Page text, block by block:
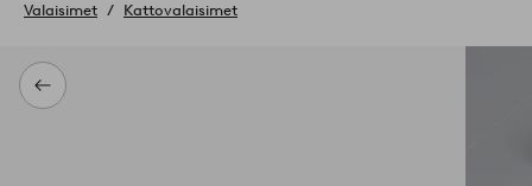
aloitussivulle
Takaisin
Valaisimet Kattovalaisimet